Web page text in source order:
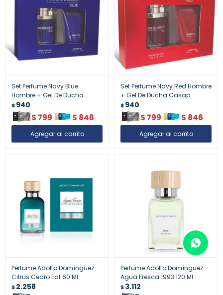
Set Perfume Navy Blue
Hombre + Gel De Ducha
Casap
$940
$ 799 $ 846
Set Perfume Navy Red Hombre
+ Gel De Ducha Casap
$940
$ 799 $ 846
Perfume Adolfo Domínguez
Citrus Cedro Edt 60 Ml
$2.258
Perfume Adolfo Domínguez
Agua Fresca 1993 120 Ml
$3.112